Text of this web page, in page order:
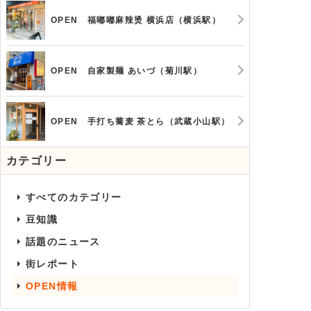
OPEN 福嘟嘟麻辣烫 横浜店（横浜駅）
OPEN 自家製麺 あいづ（菊川駅）
OPEN 手打ち蕎麦 茶とら（武蔵小山駅）
カテゴリー
すべてのカテゴリー
豆知識
話題のニュース
街レポート
OPEN情報